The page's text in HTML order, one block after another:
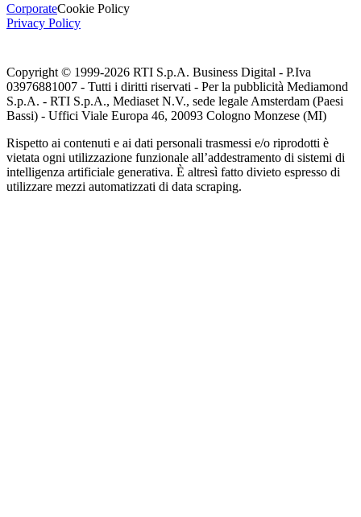
CorporateCookie Policy
Privacy Policy
Copyright © 1999-2026 RTI S.p.A. Business Digital - P.Iva
03976881007 - Tutti i diritti riservati - Per la pubblicità Mediamond
S.p.A. - RTI S.p.A., Mediaset N.V., sede legale Amsterdam (Paesi
Bassi) - Uffici Viale Europa 46, 20093 Cologno Monzese (MI)
Rispetto ai contenuti e ai dati personali trasmessi e/o riprodotti è
vietata ogni utilizzazione funzionale all’addestramento di sistemi di
intelligenza artificiale generativa. È altresì fatto divieto espresso di
utilizzare mezzi automatizzati di data scraping.